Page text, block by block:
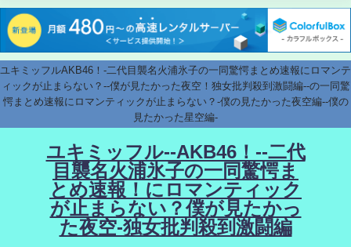
ユキミッフルAKB46！-二代目襲名火浦氷子の一同驚愕まとめ速報にロマンテ
ィックが止まらない？--僕が見たかった夜空！独女批判殺到激闘編--の一同驚
愕まとめ速報にロマンティックが止まらない？-僕の見たかった夜空編--僕の
見たかった星空編-
ユキミッフル--AKB46！--二代
目襲名火浦氷子の一同驚愕ま
とめ速報！にロマンティック
が止まらない？僕が見たかっ
た夜空-独女批判殺到激闘編